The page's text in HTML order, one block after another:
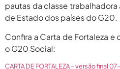
pautas da classe
de Estado dos países do G20.
Confira a Carta de Fortaleza e
o G20 Social:
CARTA DE FORTALEZA – versão final